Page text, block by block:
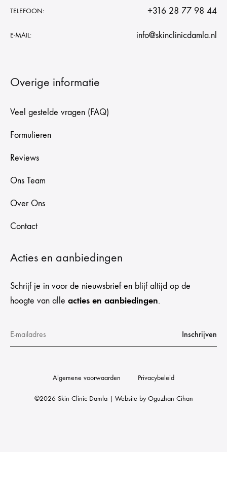
TELEFOON: +316 28 77 98 44
E-MAIL: info@skinclinicdamla.nl
Overige informatie
Veel gestelde vragen (FAQ)
Formulieren
Reviews
Ons Team
Over Ons
Contact
Acties en aanbiedingen
Schrijf je in voor de nieuwsbrief en blijf altijd op de
hoogte van alle acties en aanbiedingen.
©2026 Skin Clinic Damla | Website byOguzhan Cihan
Algemene voorwaarden Privacybeleid